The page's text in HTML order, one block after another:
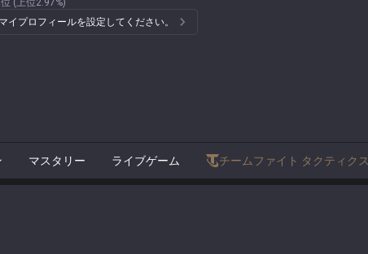
位 (上位2.97%)
イプロフィールを設定してください。
マスタリー ライブゲーム チームファイト タクティクス